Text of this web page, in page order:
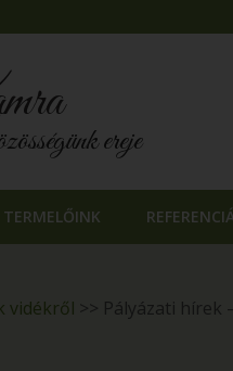
ereje
TERMELŐINK
vidékről >> Pályázati hírek